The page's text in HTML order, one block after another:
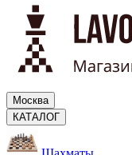
Москва
КАТАЛОГ